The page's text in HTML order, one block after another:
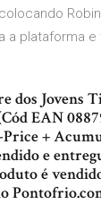
a plataforma
dos Jovens
EAN
+
e
é